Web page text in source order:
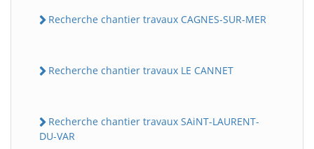
Recherche chantier travaux CAGNES-SUR-MER
Recherche chantier travaux LE CANNET
Recherche chantier travaux SAiNT-LAURENT-
DU-VAR